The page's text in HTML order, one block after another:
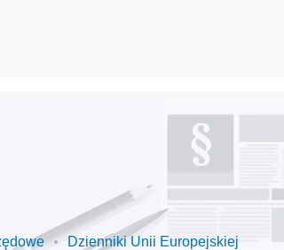
Dzienniki Unii Europejskiej